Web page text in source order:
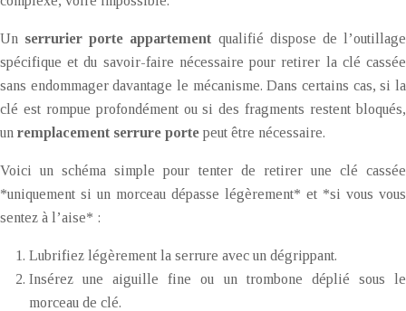
Un serrurier porte appartement qualifié dispose de l’outillage
spécifique et du savoir-faire nécessaire pour retirer la clé cassée
sans endommager davantage le mécanisme. Dans certains cas, si la
clé est rompue profondément ou si des fragments restent bloqués,
un remplacement serrure porte peut être nécessaire.
Voici un schéma simple pour tenter de retirer une clé cassée
*uniquement si un morceau dépasse légèrement* et *si vous vous
sentez à l’aise* :
Lubrifiez légèrement la serrure avec un dégrippant.
Insérez une aiguille fine ou un trombone déplié sous le
morceau de clé.